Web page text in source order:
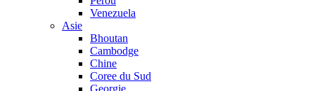
Venezuela
Asie
Bhoutan
Cambodge
Chine
Coree du Sud
Georgie